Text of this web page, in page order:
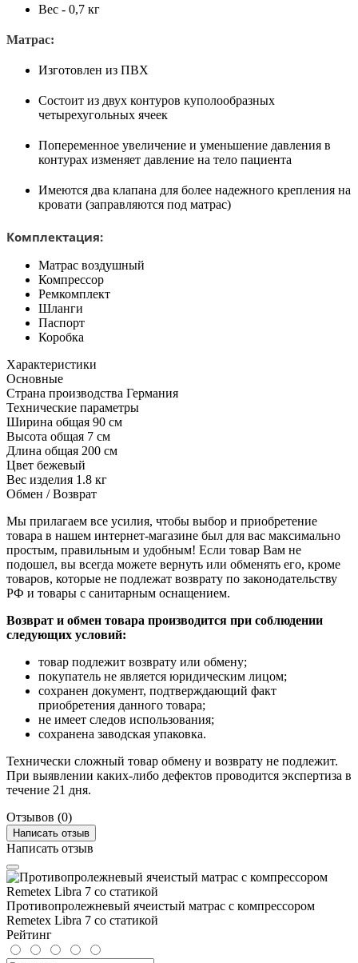
Вес - 0,7 кг
Матрас:
Изготовлен из ПВХ
Состоит из двух контуров куполообразных
четырехугольных ячеек
Попеременное увеличение и уменьшение давления в
контурах изменяет давление на тело пациента
Имеются два клапана для более надежного крепления на
кровати (заправляются под матрас)
Комплектация:
Матрас воздушный
Компрессор
Ремкомплект
Шланги
Паспорт
Коробка
Характеристики
Основные
Страна производства Германия
Технические параметры
Ширина общая 90 см
Высота общая 7 см
Длина общая 200 см
Цвет бежевый
Вес изделия 1.8 кг
Обмен / Возврат
Мы прилагаем все усилия, чтобы выбор и приобретение
товара в нашем интернет-магазине был для вас максимально
простым, правильным и удобным! Если товар Вам не
подошел, вы всегда можете вернуть или обменять его, кроме
товаров, которые не подлежат возврату по законодательству
РФ и товары с санитарным оснащением.
Возврат и обмен товара производится при соблюдении
следующих условий:
товар подлежит возврату или обмену;
покупатель не является юридическим лицом;
сохранен документ, подтверждающий факт
приобретения данного товара;
не имеет следов использования;
сохранена заводская упаковка.
Технически сложный товар обмену и возврату не подлежит.
При выявлении каких-либо дефектов проводится экспертиза в
течение 21 дня.
Отзывов (0)
Написать отзыв
Написать отзыв
Противопролежневый ячеистый матрас с компрессором
Remetex Libra 7 со статикой
Рейтинг